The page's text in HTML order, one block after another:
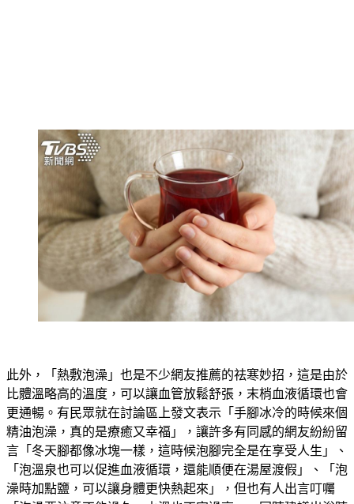
此外，「熱敷泡澡」也是不少網友推薦的祛寒妙招，這是由於
比體溫略高的溫度，可以讓血管放鬆舒張，末梢血液循環也會
更通暢。有民眾就在討論區上發文表示「手腳冰冷的時候來個
精油泡澡，真的是療癒又幸福」，讓許多有同感的網友紛紛留
言「冬天腳都像冰塊一樣，這時候泡腳完全是在享受人生」、
「泡溫泉也可以促進血液循環，還能順便在湯屋渡假」、「泡
澡時加點鹽，可以讓身體更快熱起來」，但也有人出言叮囑